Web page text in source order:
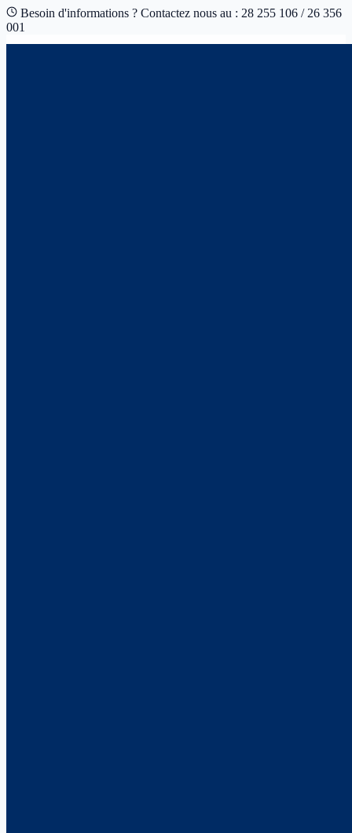
Besoin d'informations ? Contactez nous au : 28 255 106 / 26 356
001